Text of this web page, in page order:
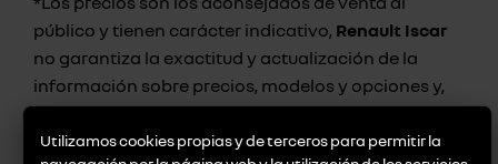
público y tienen carácter indicativo, Renault Iscar
no garantiza la exactitud y actualización de la
información sobre precios, modelos y opciones y,
por tanto, aconseja encarecidamente a los
usuarios que acudan aRenault Iscar, a fin de
Utilizamos cookies propias y de terceros para permitir la